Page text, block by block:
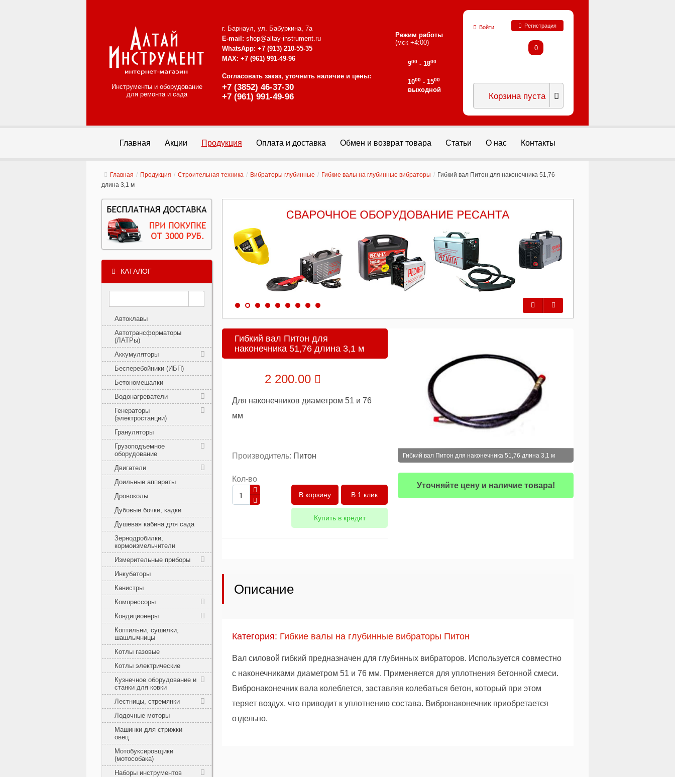
Инструменты и оборудование
для ремонта и сада
г. Барнаул, ул. Бабуркина, 7а
E-mail: shop@altay-instrument.ru
WhatsApp: +7 (913) 210-55-35
MAX: +7 (961) 991-49-96
Согласовать заказ, уточнить наличие и цены:
+7 (3852) 46-37-30
+7 (961) 991-49-96
Режим работы
(мск +4:00)
900 - 1800
1000 - 1500
выходной
Войти Регистрация
0
Корзина пуста
Главная Акции Продукция Оплата и доставка Обмен и возврат товара Статьи О нас Контакты
Главная / Продукция / Строительная техника / Вибраторы глубинные / Гибкие валы на глубинные вибраторы / Гибкий вал Питон для наконечника 51,76
длина 3,1 м
КАТАЛОГ
Автоклавы
Автотрансформаторы
(ЛАТРы)
Аккумуляторы
Бесперебойники (ИБП)
Бетономешалки
Водонагреватели
Генераторы
(электростанции)
Грануляторы
Грузоподъемное
оборудование
Двигатели
Доильные аппараты
Дровоколы
Дубовые бочки, кадки
Душевая кабина для сада
Зернодробилки,
кормоизмельчители
Измерительные приборы
Инкубаторы
Канистры
Компрессоры
Кондиционеры
Коптильни, сушилки,
шашлычницы
Котлы газовые
Котлы электрические
Кузнечное оборудование и
станки для ковки
Лестницы, стремянки
Лодочные моторы
Машинки для стрижки
овец
Мотобуксировщики
(мотособака)
Наборы инструментов
Предыдущий
Следующий
Гибкий вал Питон для
наконечника 51,76 длина 3,1 м
2 200.00
Для наконечников диаметром 51 и 76
мм
Производитель: Питон
Кол-во
В 1 клик
Купить в кредит
Гибкий вал Питон для наконечника 51,76 длина 3,1 м
Уточняйте цену и наличие товара!
Описание
Категория: Гибкие валы на глубинные вибраторы Питон
Вал силовой гибкий предназначен для глубинных вибраторов. Используется совместно
с наконечниками диаметром 51 и 76 мм. Применяется для уплотнения бетонной смеси.
Вибронаконечник вала колеблется, заставляя колебаться бетон, который при этом
теряет воздух, что приводит к уплотнению состава. Вибронаконечник приобретается
отдельно.